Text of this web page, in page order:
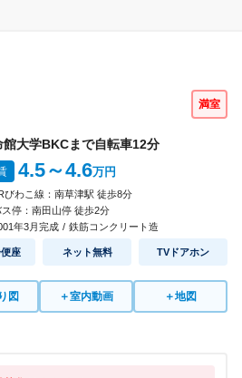
満室
館大学BKCまで自転車12分
4.5～4.6万円
びわこ線： 南草津駅 徒歩8分
停： 南田山停徒歩2分
年3月完成 / 鉄筋コンクリート造
座 ネット無料 TVドアホン
図 ＋室内動画 ＋地図